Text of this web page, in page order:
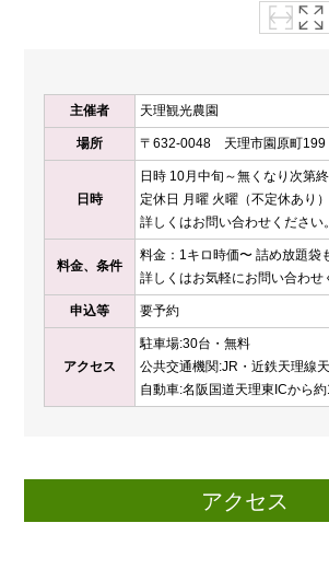
主催者 天理観光農園
場所 〒632-0048 天理市園原町199
日時
日時 10月中旬～無くなり次第
定休日 月曜 火曜（不定休あり）
詳しくはお問い合わせください。
料金、条件
料金：1キロ時価〜 詰め放題袋
詳しくはお気軽にお問い合わせ
申込等 要予約
アクセス
駐車場:30台・無料
公共交通機関:JR・近鉄天理線
自動車:名阪国道天理東ICから
アクセス